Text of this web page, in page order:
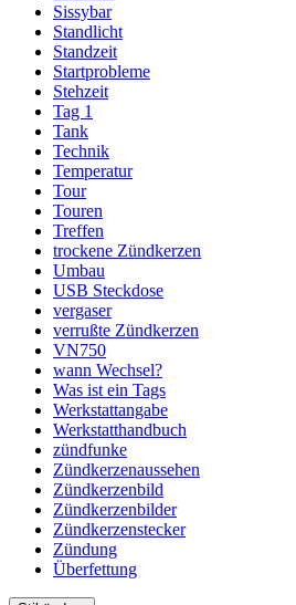
Sissybar
Standlicht
Standzeit
Startprobleme
Stehzeit
Tag 1
Tank
Technik
Temperatur
Tour
Touren
Treffen
trockene Zündkerzen
Umbau
USB Steckdose
vergaser
verrußte Zündkerzen
VN750
wann Wechsel?
Was ist ein Tags
Werkstattangabe
Werkstatthandbuch
zündfunke
Zündkerzenaussehen
Zündkerzenbild
Zündkerzenbilder
Zündkerzenstecker
Zündung
Überfettung